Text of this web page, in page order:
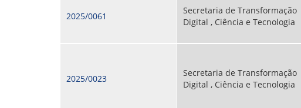
2025/0061
Secretaria de Transformação
Digital , Ciência e Tecnologia
2025/0023
Secretaria de Transformação
Digital , Ciência e Tecnologia